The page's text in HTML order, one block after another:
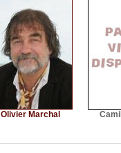
Olivier Marchal